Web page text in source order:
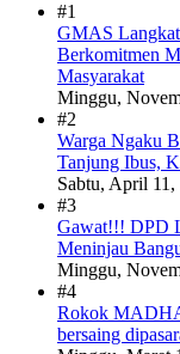
#1
GMAS Langkat
Berkomitmen
Masyarakat
Minggu,
#2
Warga Ngaku
Tanjung Ibus,
Sabtu, April 11,
#3
Gawat!!! DPD
Meninjau
Minggu,
#4
Rokok
bersaing